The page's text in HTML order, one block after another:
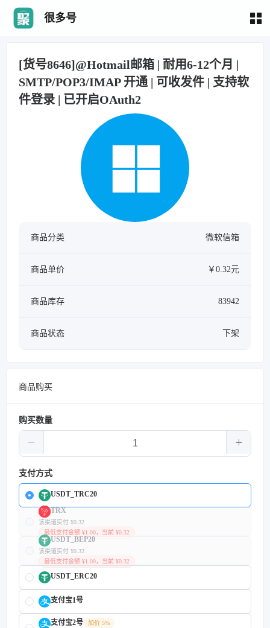
很多号
[货号8646]@Hotmail邮箱 | 耐用6-12个月 |
SMTP/POP3/IMAP 开通 | 可收发件 | 支持软
件登录 | 已开启OAuth2
商品分类 微软信箱
商品单价 ￥0.32元
商品库存 83942
商品状态 下架
商品购买
购买数量
支付方式
USDT_TRC20
TRX
该渠道实付 ¥0.32
最低支付金额 ¥1.00，当前 ¥0.32
USDT_BEP20
该渠道实付 ¥0.32
最低支付金额 ¥1.00，当前 ¥0.32
USDT_ERC20
支付宝1号
支付宝2号
加价 5%